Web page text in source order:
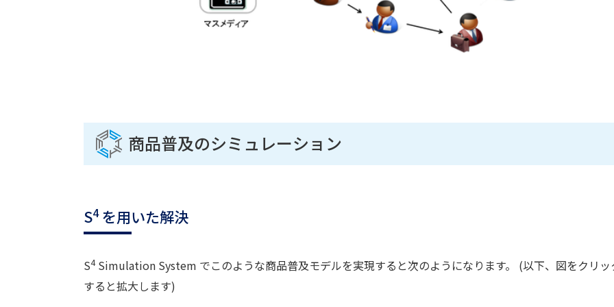
商品普及のシミュレーション
S4を用いた解決
S4Simulation System でこのような商品普及モデルを実現すると次のようになります。 (以下、図をクリッ
すると拡大します)